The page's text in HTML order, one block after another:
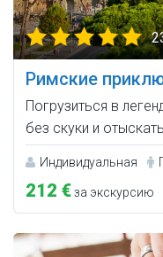
Римские
Погрузиться в
без скуки и
Индивидуальная
212 €за экскурсию